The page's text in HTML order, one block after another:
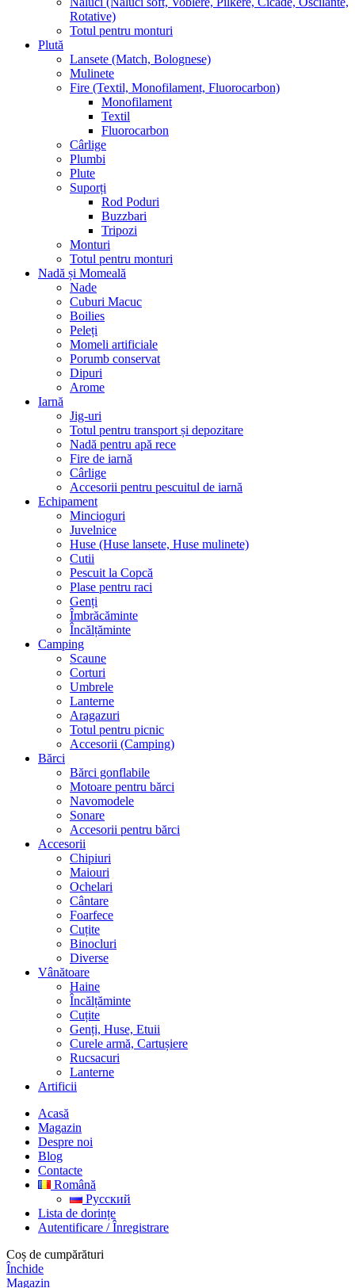
Rotative)
Totul pentru monturi
Plută
Lansete (Match, Bolognese)
Mulinete
Fire (Textil, Monofilament, Fluorocarbon)
Monofilament
Textil
Fluorocarbon
Cârlige
Plumbi
Plute
Suporți
Rod Poduri
Buzzbari
Tripozi
Monturi
Totul pentru monturi
Nadă și Momeală
Nade
Cuburi Macuc
Boilies
Peleți
Momeli artificiale
Porumb conservat
Dipuri
Arome
Iarnă
Jig-uri
Totul pentru transport și depozitare
Nadă pentru apă rece
Fire de iarnă
Cârlige
Accesorii pentru pescuitul de iarnă
Echipament
Mincioguri
Juvelnice
Huse (Huse lansete, Huse mulinete)
Cutii
Pescuit la Copcă
Plase pentru raci
Genți
Îmbrăcăminte
Încălțăminte
Camping
Scaune
Corturi
Umbrele
Lanterne
Aragazuri
Totul pentru picnic
Accesorii (Camping)
Bărci
Bărci gonflabile
Motoare pentru bărci
Navomodele
Sonare
Accesorii pentru bărci
Accesorii
Chipiuri
Maiouri
Ochelari
Cântare
Foarfece
Cuțite
Binocluri
Diverse
Vânătoare
Haine
Încălțăminte
Cuțite
Genți, Huse, Etuii
Curele armă, Cartușiere
Rucsacuri
Lanterne
Artificii
Acasă
Magazin
Despre noi
Blog
Contacte
Română
Русский
Lista de dorințe
Autentificare / Înregistrare
Coș de cumpărături
Închide
Magazin